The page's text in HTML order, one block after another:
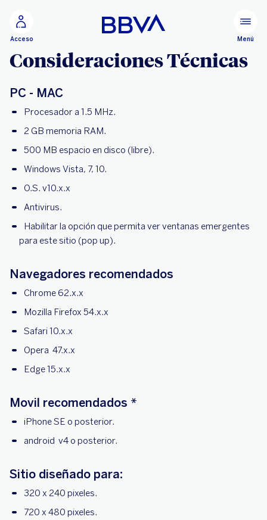
Acceso Menú
Consideraciones Técnicas
PC - MAC
Procesador a 1.5 MHz.
2 GB memoria RAM.
500 MB espacio en disco (libre).
Windows Vista, 7, 10.
O.S. v10.x.x
Antivirus.
Habilitar la opción que permita ver ventanas emergentes
para este sitio (pop up).
Navegadores recomendados
Chrome 62.x.x
Mozilla Firefox 54.x.x
Safari 10.x.x
Opera 47.x.x
Edge 15.x.x
Movil recomendados *
iPhone SE o posterior.
android v4 o posterior.
Sitio diseñado para:
320 x 240 pixeles.
720 x 480 pixeles.